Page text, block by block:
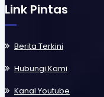
Link Pintas
Berita Terkini
Hubungi Kami
Kanal Youtube